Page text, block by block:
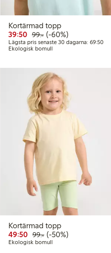
kr
Kortärmad topp
39:50 Rabatterat pris: 39,50 kr
99:-Ordinarie pris:
60% rabatt
(-60%)
Lägsta pris senaste 30 dagarna: 69:50
Ekologisk bomull
kr
pris senaste 30 dagarna: 77,50 kr
Kortärmad topp
49:50 Rabatterat pris: 49,50 kr
99:-Ordinarie pris:
50% rabatt
(-50%)
Ekologisk bomull